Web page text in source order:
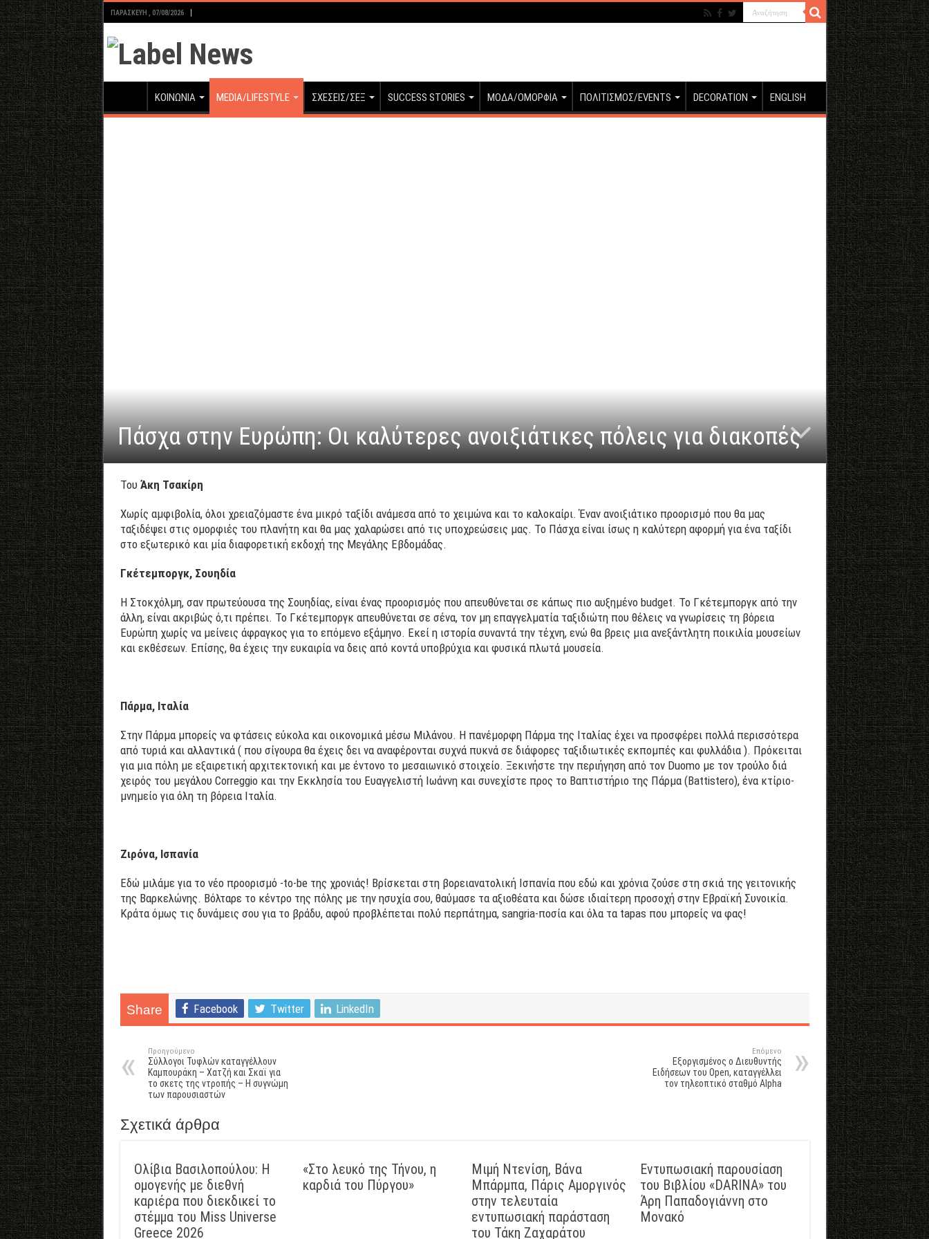
ΠΑΡΑΣΚΕΥΉ , 07/08/2026
ΚΟΙΝΩΝΙΑ MEDIA/LIFESTYLE ΣΧΕΣΕΙΣ/ΣΕΞ SUCCESS STORIES ΜΟΔΑ/ΟΜΟΡΦΙΑ ΠΟΛΙΤΙΣΜΟΣ/EVENTS DECORATION ENGLISH
Πάσχα στην Ευρώπη: Οι καλύτερες ανοιξιάτικες πόλεις για διακοπές
Του Άκη Τσακίρη
Χωρίς αμφιβολία, όλοι χρειαζόμαστε ένα μικρό ταξίδι ανάμεσα από το χειμώνα και το καλοκαίρι. Έναν ανοιξιάτικο προορισμό που θα μας
ταξιδέψει στις ομορφιές του πλανήτη και θα μας χαλαρώσει από τις υποχρεώσεις μας. Το Πάσχα είναι ίσως η καλύτερη αφορμή για ένα ταξίδι
στο εξωτερικό και μία διαφορετική εκδοχή της Μεγάλης Εβδομάδας.
Γκέτεμποργκ, Σουηδία
Η Στοκχόλμη, σαν πρωτεύουσα της Σουηδίας, είναι ένας προορισμός που απευθύνεται σε κάπως πιο αυξημένο budget. Το Γκέτεμποργκ από την
άλλη, είναι ακριβώς ό,τι πρέπει. Το Γκέτεμποργκ απευθύνεται σε σένα, τον μη επαγγελματία ταξιδιώτη που θέλεις να γνωρίσεις τη βόρεια
Ευρώπη χωρίς να μείνεις άφραγκος για το επόμενο εξάμηνο. Εκεί η ιστορία συναντά την τέχνη, ενώ θα βρεις μια ανεξάντλητη ποικιλία μουσείων
και εκθέσεων. Επίσης, θα έχεις την ευκαιρία να δεις από κοντά υποβρύχια και φυσικά πλωτά μουσεία.
Πάρμα, Ιταλία
Στην Πάρμα μπορείς να φτάσεις εύκολα και οικονομικά μέσω Μιλάνου. Η πανέμορφη Πάρμα της Ιταλίας έχει να προσφέρει πολλά περισσότερα
από τυριά και αλλαντικά ( που σίγουρα θα έχεις δει να αναφέρονται συχνά πυκνά σε διάφορες ταξιδιωτικές εκπομπές και φυλλάδια ). Πρόκειται
για μια πόλη με εξαιρετική αρχιτεκτονική και με έντονο το μεσαιωνικό στοιχείο. Ξεκινήστε την περιήγηση από τον Duomo με τον τρούλο διά
χειρός του μεγάλου Correggio και την Εκκλησία του Ευαγγελιστή Ιωάννη και συνεχίστε προς το Βαπτιστήριο της Πάρμα (Battistero), ένα κτίριο-
μνημείο για όλη τη βόρεια Ιταλία.
Ζιρόνα, Ισπανία
Εδώ μιλάμε για το νέο προορισμό -to-be της χρονιάς! Βρίσκεται στη βορειανατολική Ισπανία που εδώ και χρόνια ζούσε στη σκιά της γειτονικής
της Βαρκελώνης. Βόλταρε το κέντρο της πόλης με την ησυχία σου, θαύμασε τα αξιοθέατα και δώσε ιδιαίτερη προσοχή στην Εβραϊκή Συνοικία.
Κράτα όμως τις δυνάμεις σου για το βράδυ, αφού προβλέπεται πολύ περπάτημα, sangria-ποσία και όλα τα tapas που μπορείς να φας!
Share Facebook Twitter LinkedIn
Προηγούμενο
Σύλλογοι Τυφλών καταγγέλλουν
Καμπουράκη – Χατζή και Σκαϊ για
το σκετς της ντροπής – Η συγνώμη
των παρουσιαστών
Επόμενο
Εξοργισμένος ο Διευθυντής
Ειδήσεων του Open, καταγγέλλει
τον τηλεοπτικό σταθμό Alpha
Σχετικά άρθρα
Ολίβια Βασιλοπούλου: Η
ομογενής με διεθνή
καριέρα που διεκδικεί το
στέμμα του Miss Universe
Greece 2026
«Στο λευκό της Τήνου, η
καρδιά του Πύργου»
Μιμή Ντενίση, Βάνα
Μπάρμπα, Πάρις Αμοργινός
στην τελευταία
εντυπωσιακή παράσταση
του Τάκη Ζαχαράτου
Εντυπωσιακή παρουσίαση
του Βιβλίου «DARINA» του
Άρη Παπαδογιάννη στο
Μονακό